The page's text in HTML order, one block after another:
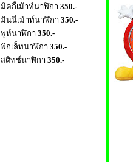
มิคกี้เม้าท์นาฬิกา 350.-
มินนี่เม้าท์นาฬิกา 350.-
พูห์นาฬิกา 350.-
พิกเล็ทนาฬิกา 350.-
สติทช์นาฬิกา 350.-